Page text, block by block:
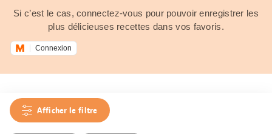
Si c’est le cas, connectez-vous pour pouvoir enregistrer les
plus délicieuses recettes dans vos favoris.
Connexion
Afficher le filtre